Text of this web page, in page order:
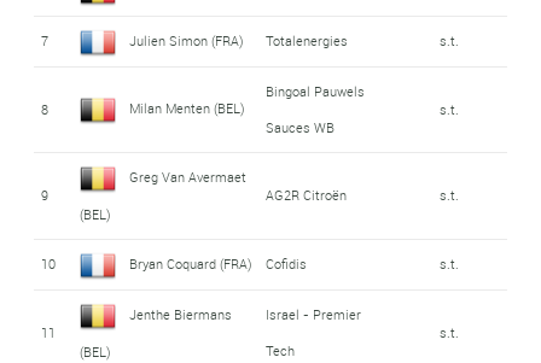
7 Julien Simon (FRA) Totalenergies s.t.
8 Milan Menten (BEL)
Bingoal Pauwels
Sauces WB
s.t.
9
Greg Van Avermaet
(BEL)
AG2R Citroën s.t.
10 Bryan Coquard (FRA) Cofidis s.t.
11
Jenthe Biermans
(BEL)
Israel - Premier
Tech
s.t.